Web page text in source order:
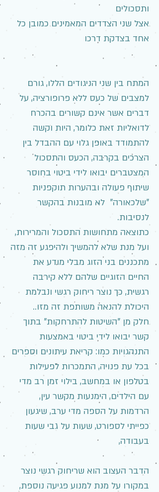
ותסכולים
אצל שני הצדדים המאמינים כמובן כל
אחד בצדקת דרכו
המתח בין שני הניגודים הללו, גורם
למצבים של כעס ללא פרופורציה, על
דברים אשר אינם קשורים בהכרח
לדואליות זאת כלומר, היות וקשה
להתמודד באופן גלוי עם ההבדל בין
הצרכים בקרבה, הכעס והתסכול
המצטברים יבואו לידי ביטוי בחוסר
שיתוף פעולה ובהערות תוקפניות
"שלכאורה" לא מובנות בהקשר
לנסיבות.
כתוצאה מתחושות התסכול והמרירות,
ועל מנת שלא להמשיך ולהיפגע זה מזה
מתכננים בני הזוג מבלי מודע את
החיים הזוגיים שלהם ללא קירבה
רגשית, כך נוצר ריחוק רגשי ונבלמת
היכולת להנאה משותפת זה מזו..
חלק מן "השיטות להתרחקות" בתוך
קשר יבואו לידי ביטוי באמצעות
התנהגויות כמו: קריאת עיתונים וספרים
בכל עת פנויה, התמכרות לפעילות
בטלפון או במחשב, בילוי זמן רב מדי
עם הילדים, הימנעות מקשר עין,
הרדמות על הספה מדי ערב, שיגעון
כפייתי לספורט, שעות על גבי שעות
בעבודה,
הדבר העצוב הוא שריחוק רגשי נוצר
במקורו על מנת למנוע פגיעה נוספת,